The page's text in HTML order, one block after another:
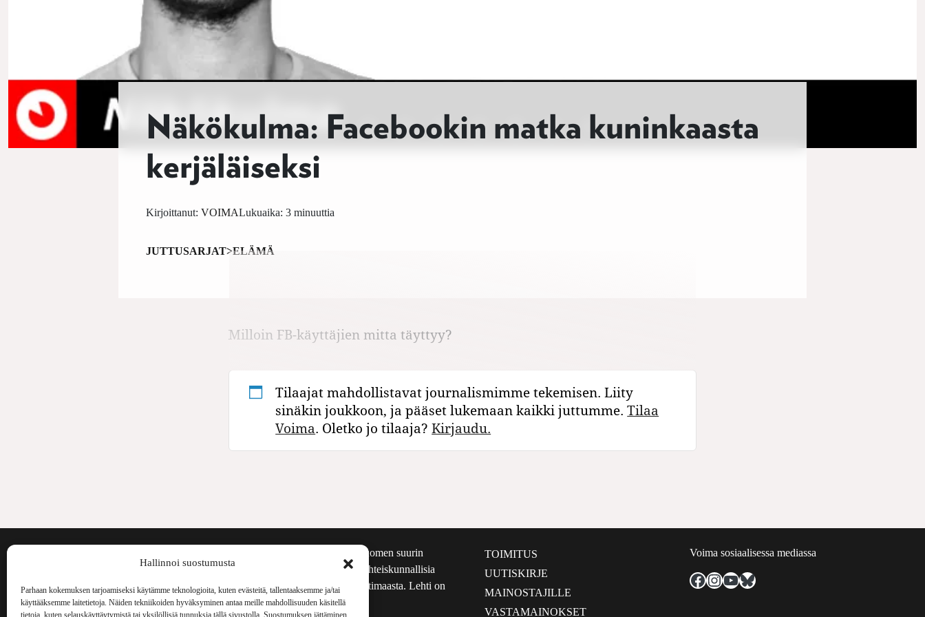
Hallinnoi suostumusta
Parhaan kokemuksen tarjoamiseksi käytämme teknologioita, kuten evästeitä, tallentaaksemme ja/tai
käyttääksemme laitetietoja. Näiden tekniikoiden hyväksyminen antaa meille mahdollisuuden käsitellä
tietoja, kuten selauskäyttäytymistä tai yksilöllisiä tunnuksia tällä sivustolla. Suostumuksen jättäminen
Näkökulma: Facebookin matka kuninkaasta
kerjäläiseksi
Kirjoittanut: VOIMALukuaika: 3 minuuttia
JUTTUSARJAT>ELÄMÄ
Milloin FB-käyttäjien mitta täyttyy?
Tilaajat mahdollistavat journalismimme tekemisen. Liity
sinäkin joukkoon, ja pääset lukemaan kaikki juttumme.Tilaa
Voima. Oletko jo tilaaja?Kirjaudu.
Voima Kustannus
Vellamonkatu 30 B 3 krs.
Voima on painosmäärältään Suomen suurin
kulttuurilehti. Se nostaa esiin yhteiskunnallisia
aiheita niin maailmalta kuin kotimaasta. Lehti on
ilmestynyt vuodesta 1999.
TOIMITUS
UUTISKIRJE
MAINOSTAJILLE
VASTAMAINOKSET
Voima sosiaalisessa mediassa
Facebook
Instagram
YouTube
Bluesky